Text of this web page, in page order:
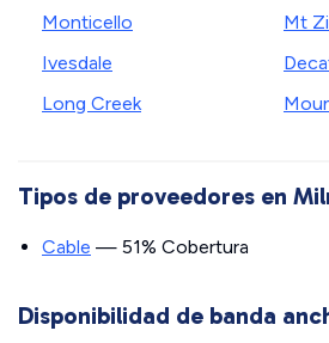
Monticello
Ivesdale
Long Creek
Mt
Tipos de proveedores en
Cable — 51% Cobertura
Disponibilidad de banda